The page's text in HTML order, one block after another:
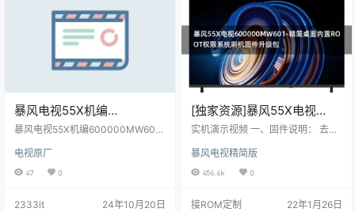
暴风电视55X机编
600000MW601主程序
配屏ST5461D04-2原厂程序
U盘数据刷机包
暴风电视55X机编600000MW601
配屏ST5461D04-2原厂程序U盘数
据刷机包
电视原厂
47 0
2333it 24年10月20日
[独家资源]暴风55X电视
600000MW601-精简桌面内
升级包
实机演示视频 一、固件说明： 去除
通知栏无用的个人中心 去除所有暴
风TV相关的应用（不去除后台会浪
升级应用，开机下载广告、系统升
暴风电视精简版
456.6k 0
接ROM定制 22年1月26日